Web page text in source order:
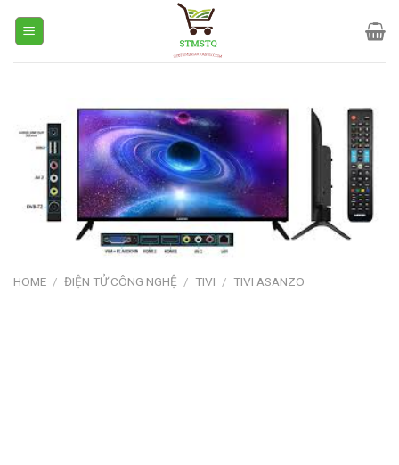
HOME / ĐIỆN TỬ CÔNG NGHỆ / TIVI / TIVI ASANZO